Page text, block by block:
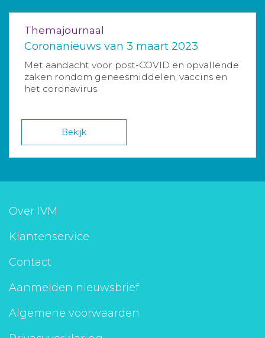
Themajournaal
Coronanieuws van 3 maart 2023
Met aandacht voor post-COVID en opvallende
zaken rondom geneesmiddelen, vaccins en
het coronavirus.
Bekijk
Over IVM
Klantenservice
Contact
Aanmelden nieuwsbrief
Algemene voorwaarden